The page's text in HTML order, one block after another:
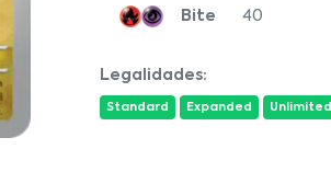
Bite 40
Legalidades:
Standard Expanded Unlimited